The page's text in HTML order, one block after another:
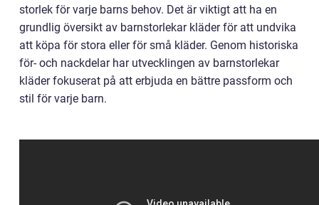
storlek för varje barns behov. Det är viktigt att ha en
grundlig översikt av barnstorlekar kläder för att undvika
att köpa för stora eller för små kläder. Genom historiska
för- och nackdelar har utvecklingen av barnstorlekar
kläder fokuserat på att erbjuda en bättre passform och
stil för varje barn.